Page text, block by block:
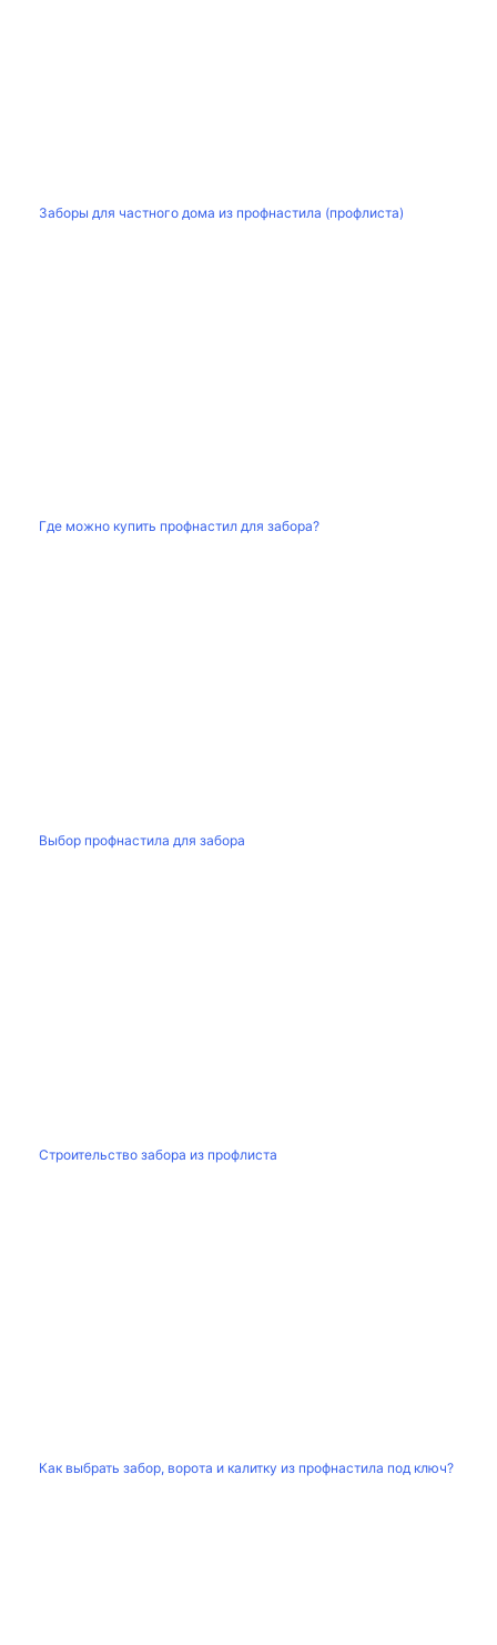
Заборы для частного дома из профнастила (профлиста)
Где можно купить профнастил для забора?
Выбор профнастила для забора
Строительство забора из профлиста
Как выбрать забор, ворота и калитку из профнастила под ключ?